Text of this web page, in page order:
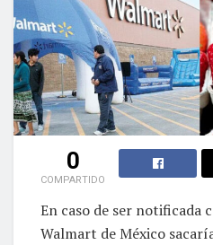
0
COMPARTIDO
En caso de ser notificada
Walmart de México